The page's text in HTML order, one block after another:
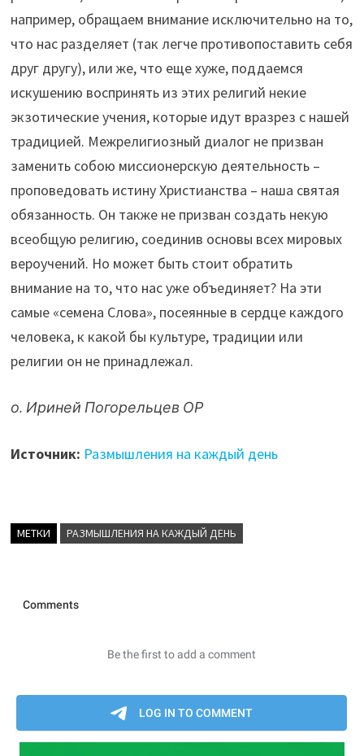
например, обращаем внимание исключительно на то,
что нас разделяет (так легче противопоставить себя
друг другу), или же, что еще хуже, поддаемся
искушению воспринять из этих религий некие
экзотические учения, которые идут вразрез с нашей
традицией. Межрелигиозный диалог не призван
заменить собою миссионерскую деятельность –
проповедовать истину Христианства – наша святая
обязанность. Он также не призван создать некую
всеобщую религию, соединив основы всех мировых
вероучений. Но может быть стоит обратить
внимание на то, что нас уже объединяет? На эти
самые «семена Слова», посеянные в сердце каждого
человека, к какой бы культуре, традиции или
религии он не принадлежал.
о. Ириней Погорельцев ОР
Источник: Размышления на каждый день
МЕТКИ РАЗМЫШЛЕНИЯ НА КАЖДЫЙ ДЕНЬ